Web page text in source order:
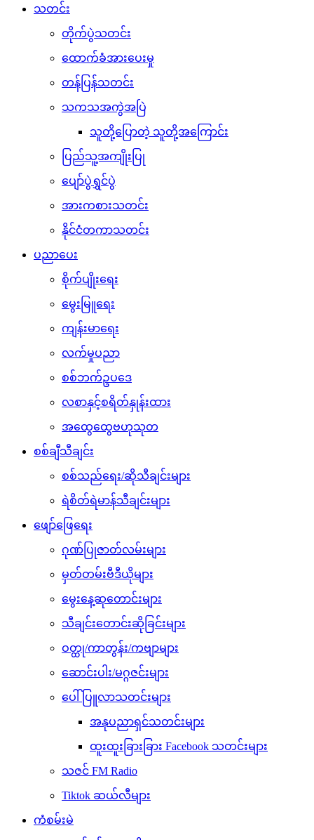
သတင်း
တိုက်ပွဲသတင်း
ထောက်ခံအားပေးမှု
တန်ပြန်သတင်း
သကသအကွဲအပြဲ
သူတို့ပြောတဲ့ သူတို့အကြောင်း
ပြည်သူ့အကျိုးပြု
ပျော်ပွဲရွှင်ပွဲ
အားကစားသတင်း
နိုင်ငံတကာသတင်း
ပညာပေး
စိုက်ပျိုးရေး
မွေးမြူရေး
ကျန်းမာရေး
လက်မှုပညာ
စစ်ဘက်ဥပဒေ
လစာနှင့်စရိတ်နှုန်းထား
အထွေထွေဗဟုသုတ
စစ်ချီသီချင်း
စစ်သည်ရေး/ဆိုသီချင်းများ
ရဲစိတ်ရဲမာန်သီချင်းများ
ဖျော်ဖြေရေး
ဂုဏ်ပြုဇာတ်လမ်းများ
မှတ်တမ်းဗီဒီယိုများ
မွေးနေ့ဆုတောင်းများ
သီချင်းတောင်းဆိုခြင်းများ
ဝတ္ထု/ကာတွန်း/ကဗျာများ
ဆောင်းပါး/မဂ္ဂဇင်းများ
ပေါ်ပြူလာသတင်းများ
အနုပညာရှင်သတင်းများ
ထူးထူးခြားခြား Facebook သတင်းများ
သဇင် FM Radio
Tiktok ဆယ်လီများ
ကံစမ်းမဲ